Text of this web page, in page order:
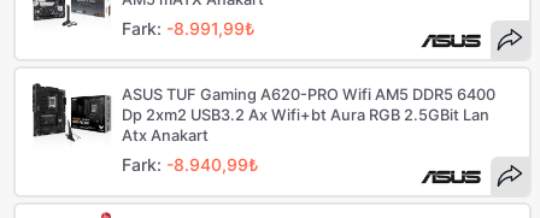
Fark: -8.991,99₺
ASUS TUF Gaming A620-PRO Wifi AM5 DDR5 6400
Dp 2xm2 USB3.2 Ax Wifi+bt Aura RGB 2.5GBit Lan
Atx Anakart
Fark: -8.940,99₺